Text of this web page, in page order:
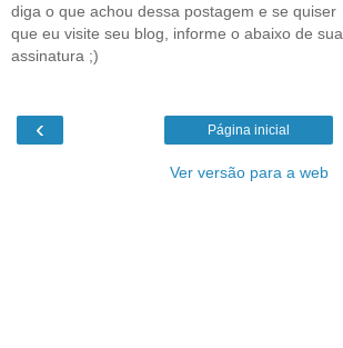
diga o que achou dessa postagem e se quiser
que eu visite seu blog, informe o abaixo de sua
assinatura ;)
‹ Página inicial
Ver versão para a web